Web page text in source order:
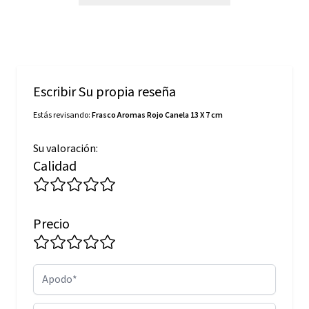
Escribir Su propia reseña
Estás revisando:Frasco Aromas Rojo Canela 13 X 7 cm
Su valoración:
Calidad
Precio
Apodo